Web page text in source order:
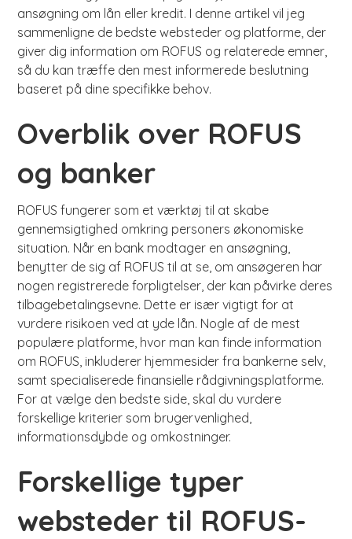
ansøgning om lån eller kredit. I denne artikel vil jeg
sammenligne de bedste websteder og platforme, der
giver dig information om ROFUS og relaterede emner,
så du kan træffe den mest informerede beslutning
baseret på dine specifikke behov.
Overblik over ROFUS
og banker
ROFUS fungerer som et værktøj til at skabe
gennemsigtighed omkring personers økonomiske
situation. Når en bank modtager en ansøgning,
benytter de sig af ROFUS til at se, om ansøgeren har
nogen registrerede forpligtelser, der kan påvirke deres
tilbagebetalingsevne. Dette er især vigtigt for at
vurdere risikoen ved at yde lån. Nogle af de mest
populære platforme, hvor man kan finde information
om ROFUS, inkluderer hjemmesider fra bankerne selv,
samt specialiserede finansielle rådgivningsplatforme.
For at vælge den bedste side, skal du vurdere
forskellige kriterier som brugervenlighed,
informationsdybde og omkostninger.
Forskellige typer
websteder til ROFUS-